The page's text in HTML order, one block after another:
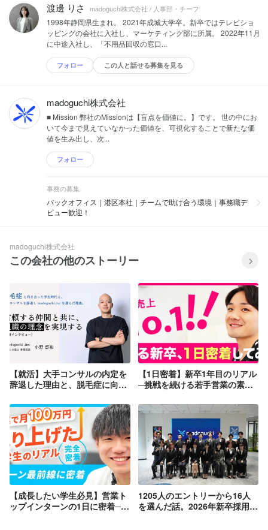
渡邊 りさ madoguchi株式会社 / 人事部・チーフ
1998年静岡県生まれ。 2021年成城大学卒。新卒ではテレビショ
ッピングの会社に入社し、マーケティング部に所属。 2022年11月
に中途入社し、「不用品回収の窓口...
フォロー この人と話せる募集を見る
madoguchi株式会社
■ Mission 弊社のMissionは【盲点を価値に。】です。 世の中にお
いて今まで見えていなかった価値を、可視化することで新たな価
値を生み出し、次...
フォロー
事務の募集
バックオフィス｜港区本社｜チームで助け合う環境｜事務職デ
ビュー歓迎！
madoguchi株式会社
この会社の他のストーリー
【就活】大手コンサルの内定を
辞退した理由と、脱毛症に向き
【1日密着】新卒1年目のリアル
─挑戦を続ける若手営業の素顔
【成長したい学生必見】営業ト
ップインターンの1日に密着──
1205人のエントリーから16人
を選んだ話。2026年新卒採用、